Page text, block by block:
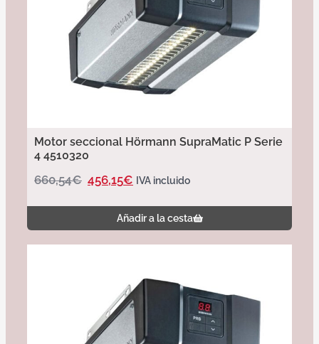
Motor seccional Hörmann SupraMatic P Serie
4 4510320
660,54€ 456,15€ IVA incluido
Añadir a la cesta